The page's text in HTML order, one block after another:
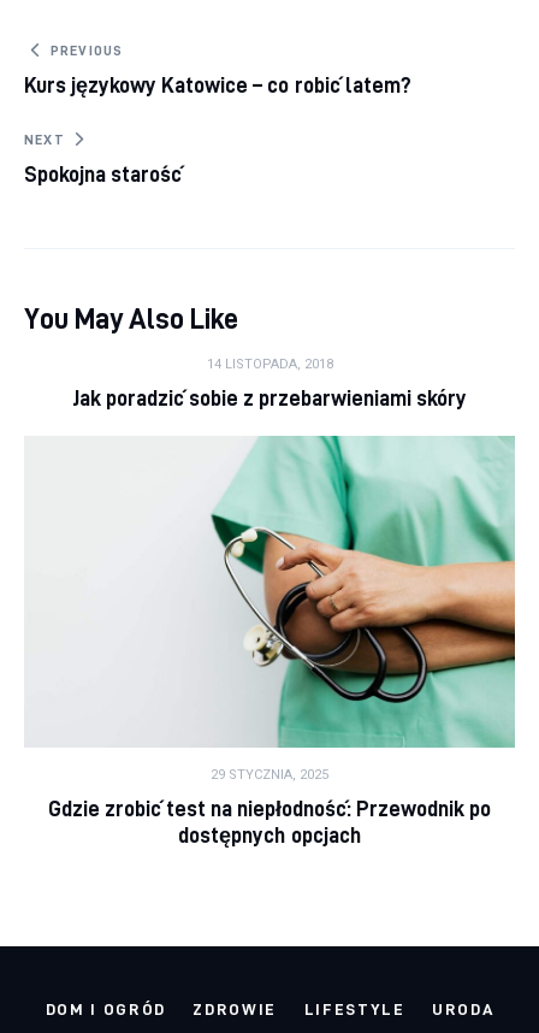
Nawigacja wpisu
PREVIOUS
Kurs językowy Katowice – co robić latem?
NEXT
Spokojna starość
You May Also Like
14 LISTOPADA, 2018
Jak poradzić sobie z przebarwieniami skóry
29 STYCZNIA, 2025
Gdzie zrobić test na niepłodność: Przewodnik po
dostępnych opcjach
DOM I OGRÓD ZDROWIE LIFESTYLE URODA